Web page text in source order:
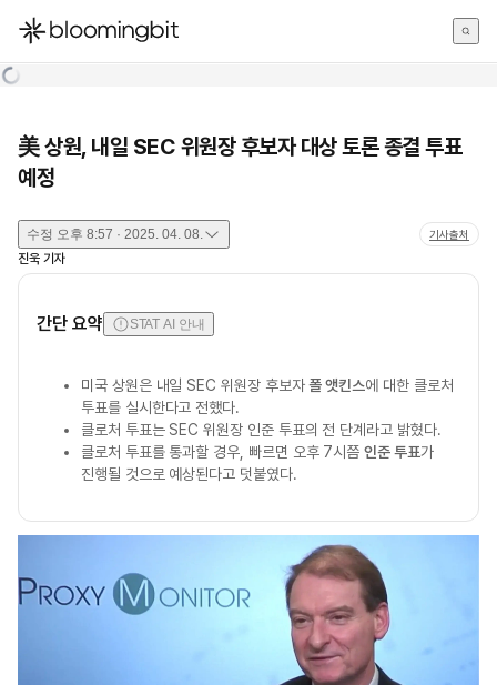
한국어
美 상원, 내일 SEC 위원장 후보자 대상 토론 종결 투표
예정
수정 오후 8:57 · 2025. 04. 08. 기사출처
진욱 기자
간단 요약 STAT AI 안내
미국 상원은 내일 SEC 위원장 후보자폴 앳킨스에 대한 클로처
투표를 실시한다고 전했다.
클로처 투표는 SEC 위원장 인준 투표의 전 단계라고 밝혔다.
클로처 투표를 통과할 경우, 빠르면 오후 7시쯤인준 투표가
진행될 것으로 예상된다고 덧붙였다.